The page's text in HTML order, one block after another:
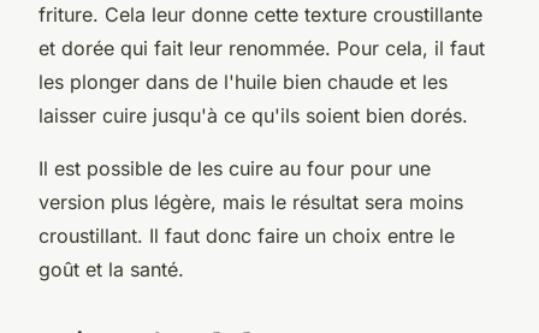
friture. Cela leur donne cette texture croustillante
et dorée qui fait leur renommée. Pour cela, il faut
les plonger dans de l'huile bien chaude et les
laisser cuire jusqu'à ce qu'ils soient bien dorés.
Il est possible de les cuire au four pour une
version plus légère, mais le résultat sera moins
croustillant. Il faut donc faire un choix entre le
goût et la santé.